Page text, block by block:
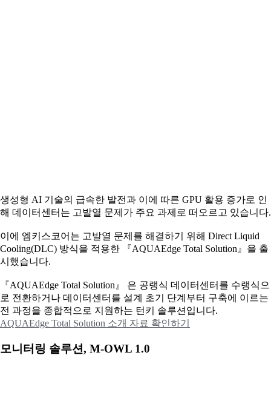
생성형 AI 기술의 급속한 발전과 이에 따른 GPU 활용 증가로 인
해 데이터센터는 고발열 문제가 주요 과제로 떠오르고 있습니다.
이에 엠키스코어는 고발열 문제를 해결하기 위해 Direct Liquid
Cooling(DLC) 방식을 적용한 『AQUAEdge Total Solution』을 출
시했습니다.
『AQUAEdge Total Solution』 은 공랭식 데이터센터를 수랭식으
로 전환하거나 데이터센터를 설계 초기 단계부터 구축에 이르는
전 과정을 종합적으로 지원하는 턴키 솔루션입니다.
AQUAEdge Total Solution 소개 자료 확인하기
모니터링 솔루션, M-OWL 1.0